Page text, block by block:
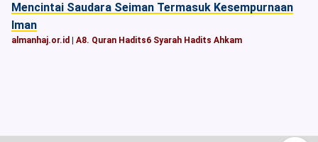
Mencintai Saudara Seiman Termasuk Kesempurnaan
Iman
almanhaj.or.id A8. Quran Hadits6 Syarah Hadits Ahkam